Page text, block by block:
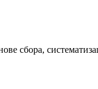
сбора,